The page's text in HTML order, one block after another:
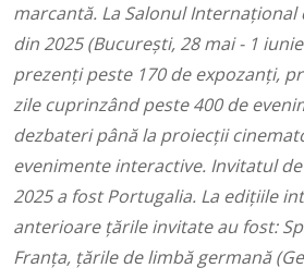
marcantă. La Salonul Internațional
din 2025 (București, 28 mai - 1
prezenți peste 170 de expozanți,
zile cuprinzând peste 400 de
dezbateri până la proiecții
evenimente interactive. Invitatul
2025 a fost Portugalia. La edițiile
anterioare țările invitate au fost:
Franța, țările de limbă germană